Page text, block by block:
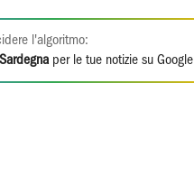
l'algoritmo:
per le tue notizie su Google